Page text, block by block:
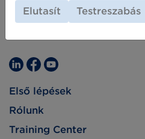
Első lépések
Rólunk
Training Center
Elutasít Testreszabás